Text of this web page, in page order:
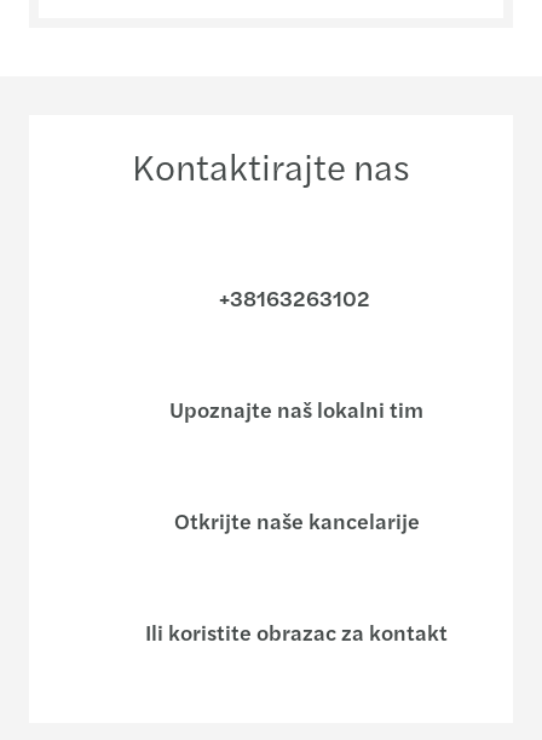
Kontaktirajte nas
+38163263102
Upoznajte naš lokalni tim
Otkrijte naše kancelarije
Ili koristite obrazac za kontakt